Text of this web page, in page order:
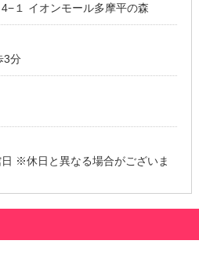
１ イオンモール多摩平の森
分
※休日と異なる場合がございま